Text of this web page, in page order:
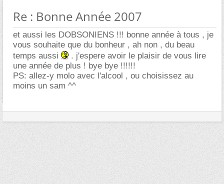
Re : Bonne Année 2007
et aussi les DOBSONIENS !!! bonne année à tous , je
vous souhaite que du bonheur , ah non , du beau
temps aussi
. j'espere avoir le plaisir de vous lire
une année de plus ! bye bye !!!!!!
PS: allez-y molo avec l'alcool , ou choisissez au
moins un sam ^^